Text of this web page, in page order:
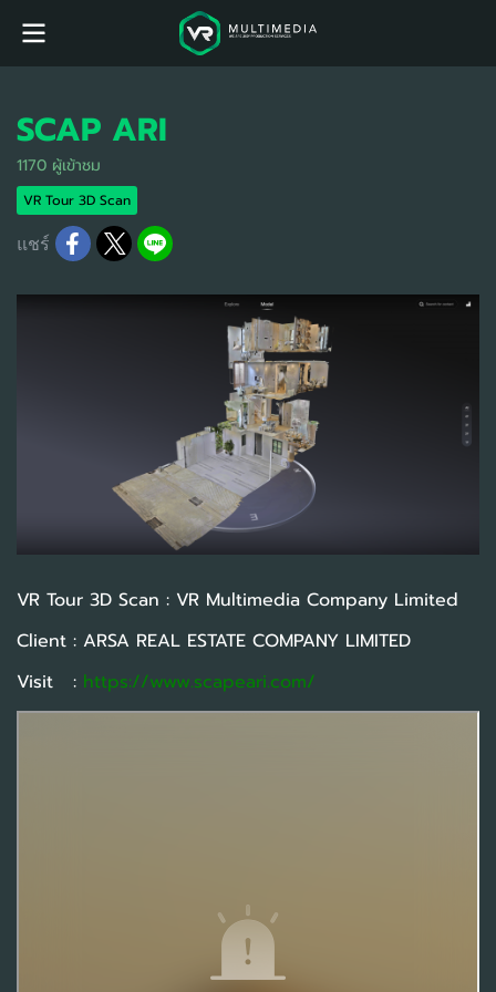
SCAP ARI
1170 ผู้เข้าชม
VR Tour 3D Scan
แชร์
VR Tour 3D Scan : VR Multimedia Company Limited
Client : ARSA REAL ESTATE COMPANY LIMITED
Visit : https://www.scapeari.com/